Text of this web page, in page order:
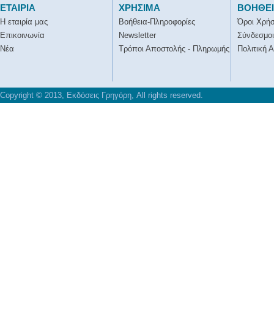
ΕΤΑΙΡΙΑ
Η εταιρία μας
Επικοινωνία
Νέα
ΧΡΗΣΙΜΑ
Βοήθεια-Πληροφορίες
Newsletter
Τρόποι Αποστολής - Πληρωμής
Όροι
Σύνδεσμοι
Πολιτική
Copyright © 2013, Εκδόσεις Γρηγόρη, All rights reserved.